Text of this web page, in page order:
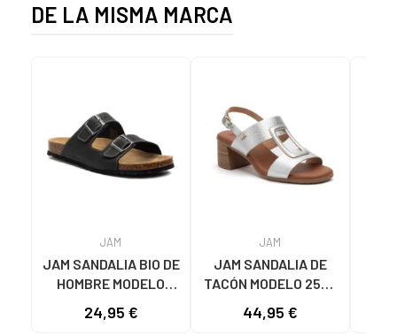
DE LA MISMA MARCA
JAM
JAM SANDALIA BIO DE
HOMBRE MODELO
HEBILLAS NEGRO
24,95 €
JAM
JAM SANDALIA DE
TACÓN MODELO 2556
VARIOS COLORES
44,95 €